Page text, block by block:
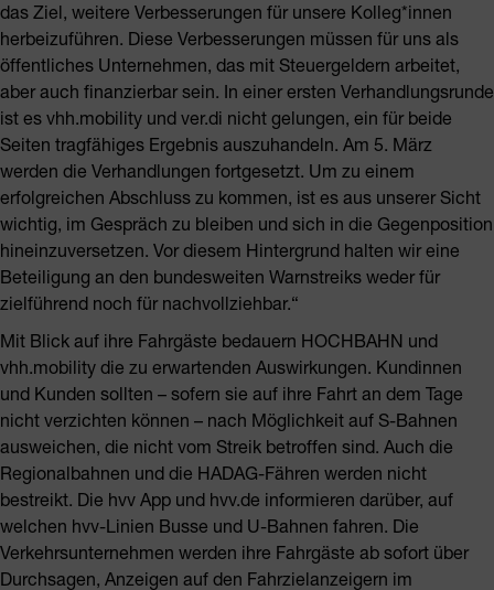
das Ziel, weitere Verbesserungen für unsere Kolleg*innen
herbeizuführen. Diese Verbesserungen müssen für uns als
öffentliches Unternehmen, das mit Steuergeldern arbeitet,
aber auch finanzierbar sein. In einer ersten Verhandlungsrunde
ist es vhh.mobility und ver.di nicht gelungen, ein für beide
Seiten tragfähiges Ergebnis auszuhandeln. Am 5. März
werden die Verhandlungen fortgesetzt. Um zu einem
erfolgreichen Abschluss zu kommen, ist es aus unserer Sicht
wichtig, im Gespräch zu bleiben und sich in die Gegenposition
hineinzuversetzen. Vor diesem Hintergrund halten wir eine
Beteiligung an den bundesweiten Warnstreiks weder für
zielführend noch für nachvollziehbar.“
Mit Blick auf ihre Fahrgäste bedauern HOCHBAHN und
vhh.mobility die zu erwartenden Auswirkungen. Kundinnen
und Kunden sollten – sofern sie auf ihre Fahrt an dem Tage
nicht verzichten können – nach Möglichkeit auf S-Bahnen
ausweichen, die nicht vom Streik betroffen sind. Auch die
Regionalbahnen und die HADAG-Fähren werden nicht
bestreikt. Die hvv App und hvv.de informieren darüber, auf
welchen hvv-Linien Busse und U-Bahnen fahren. Die
Verkehrsunternehmen werden ihre Fahrgäste ab sofort über
Durchsagen, Anzeigen auf den Fahrzielanzeigern im